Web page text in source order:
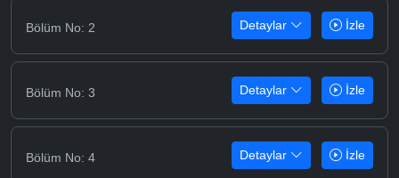
Bölüm No: 2 Detaylar İzle
Bölüm No: 3 Detaylar İzle
Bölüm No: 4 Detaylar İzle